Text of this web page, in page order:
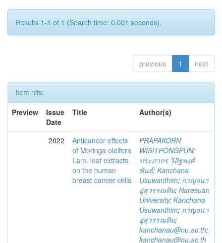
Results 1-1 of 1 (Search time: 0.001 seconds).
previous 1 next
Item hits:
Preview
Issue
Date
Title Author(s)
2022
Anticancer effects
of Moringa oleifera
Lam. leaf extracts
on the human
breast cancer cells
PRAPAKORN
WISITPONGPUN;
ประภากร วิสิฐพงศ์
พันธ์; Kanchana
Usuwanthim; กาญจนา
อู่สุวรรณทิม; Naresuan
University; Kanchana
Usuwanthim; กาญจนา
อู่สุวรรณทิม;
kanchanau@nu.ac.th;
kanchanau@nu.ac.th